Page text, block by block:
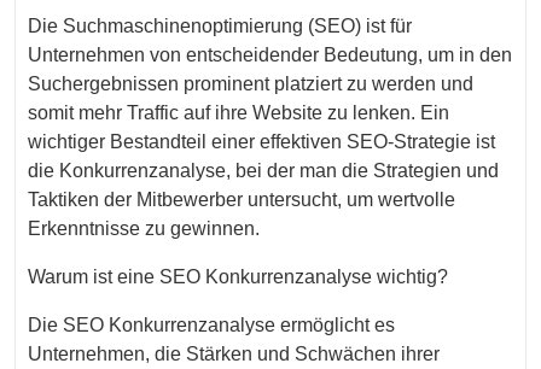
Die Suchmaschinenoptimierung (SEO) ist für
Unternehmen von entscheidender Bedeutung, um in den
Suchergebnissen prominent platziert zu werden und
somit mehr Traffic auf ihre Website zu lenken. Ein
wichtiger Bestandteil einer effektiven SEO-Strategie ist
die Konkurrenzanalyse, bei der man die Strategien und
Taktiken der Mitbewerber untersucht, um wertvolle
Erkenntnisse zu gewinnen.
Warum ist eine SEO Konkurrenzanalyse wichtig?
Die SEO Konkurrenzanalyse ermöglicht es
Unternehmen, die Stärken und Schwächen ihrer